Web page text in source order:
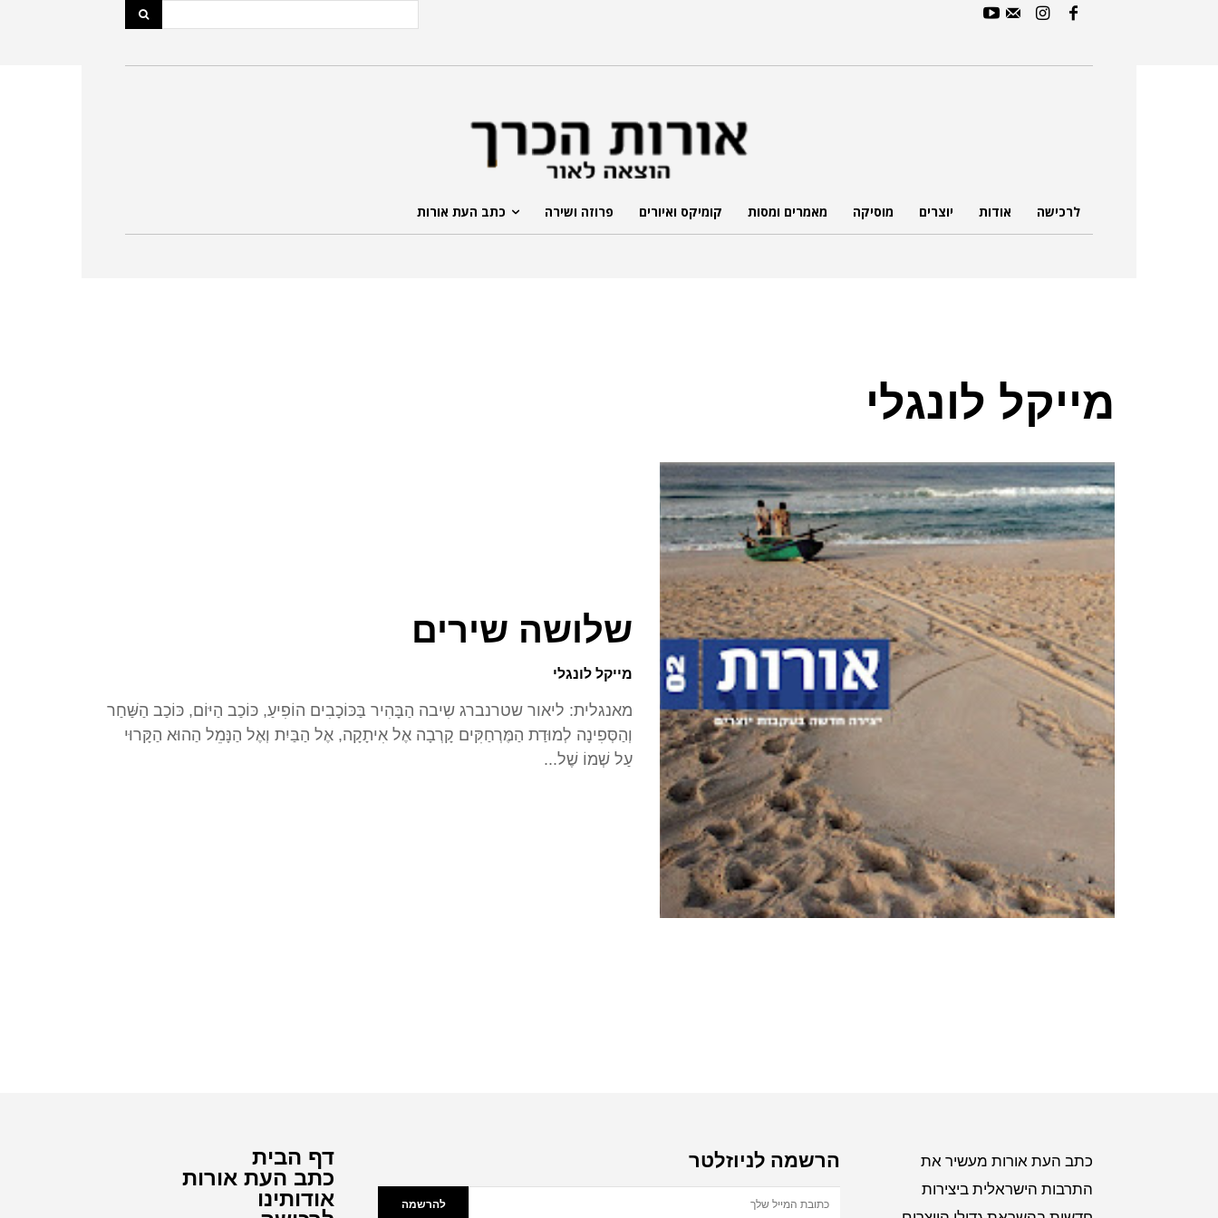
לרכישה אודות יוצרים מוסיקה מאמרים ומסות קומיקס ואיורים פרוזה ושירה כתב העת אורות
מייקל לונגלי
שלושה שירים
מייקל לונגלי
מאנגלית: ליאור שטרנברג שִיבה הַבָּהִיר בַּכּוֹכָבִים הוֹפִיעַ, כּוֹכַב הַיּוֹם, כּוֹכַב הַשַּׁחַר
וְהַסְּפִינָה לְמוּדַת הַמֶּרְחַקִּים קָרְבָה אֶל אִיתָקָה, אֶל הַבַּיִת וְאֶל הַנָּמֵל הַהוּא הַקָּרוּי
עַל שְׁמוֹ שֶׁל...
דף הבית
כתב העת אורות
אודותינו
הרשמה לניוזלטר
להרשמה
כתב העת אורות מעשיר את
התרבות הישראלית ביצירות